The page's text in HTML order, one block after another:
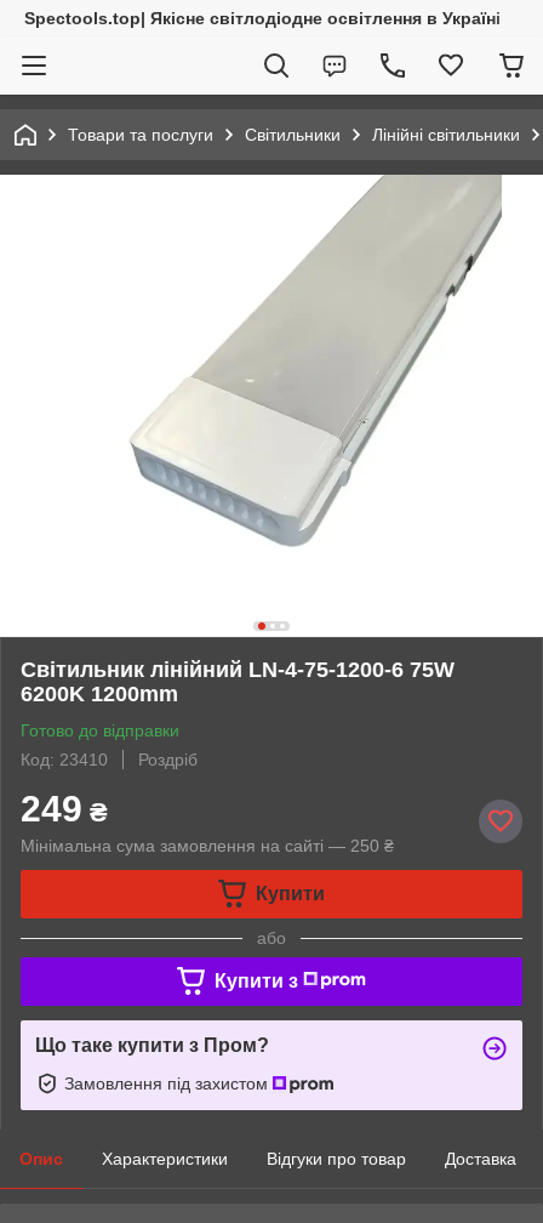
Spectools.top| Якісне світлодіодне освітлення в Україні
Товари та послуги Світильники Лінійні світильники
Світильник лінійний LN-4-75-1200-6 75W
6200K 1200mm
Готово до відправки
Код: 23410
Роздріб
249 ₴
Мінімальна сума замовлення на сайті — 250 ₴
Купити
або
Купити з
Що таке купити з Пром?
Замовлення під захистом
Опис Характеристики Відгуки про товар Доставка